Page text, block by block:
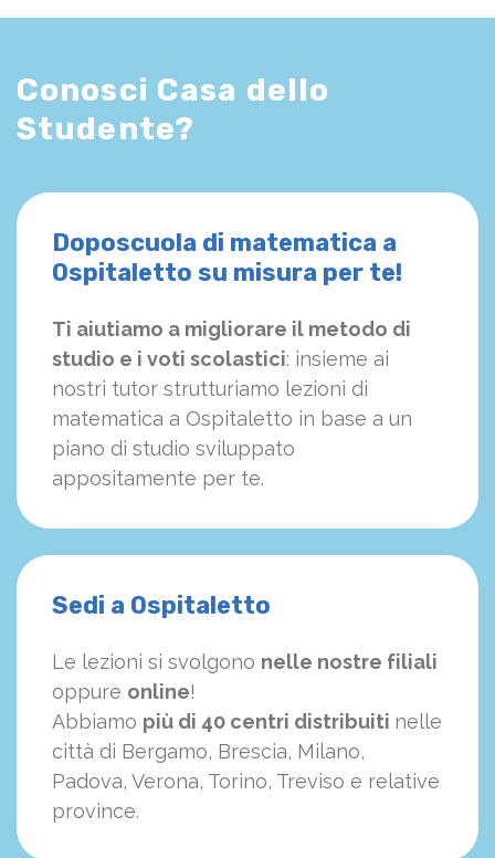
Conosci Casa dello
Studente?
Doposcuola di matematica a
Ospitaletto su misura per te!
Ti aiutiamo a migliorare il metodo di
studio e i voti scolastici: insieme ai
nostri tutor strutturiamo lezioni di
matematica a Ospitaletto in base a un
piano di studio sviluppato
appositamente per te.
Sedi a Ospitaletto
Le lezioni si svolgono nelle nostre filiali
oppure online!
Abbiamo più di 40 centri distribuiti nelle
città di Bergamo, Brescia, Milano,
Padova, Verona, Torino, Treviso e relative
province.